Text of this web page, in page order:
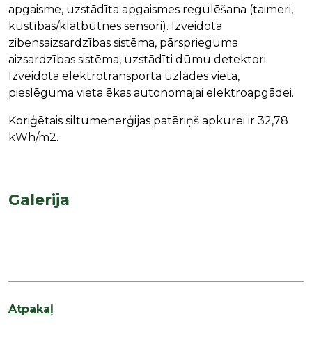
apgaisme, uzstādīta apgaismes regulēšana (taimeri,
kustības/klātbūtnes sensori). Izveidota
zibensaizsardzības sistēma, pārsprieguma
aizsardzības sistēma, uzstādīti dūmu detektori.
Izveidota elektrotransporta uzlādes vieta,
pieslēguma vieta ēkas autonomajai elektroapgādei.
Koriģētais siltumenerģijas patēriņš apkurei ir 32,78
kWh/m2.
Galerija
Atpakaļ